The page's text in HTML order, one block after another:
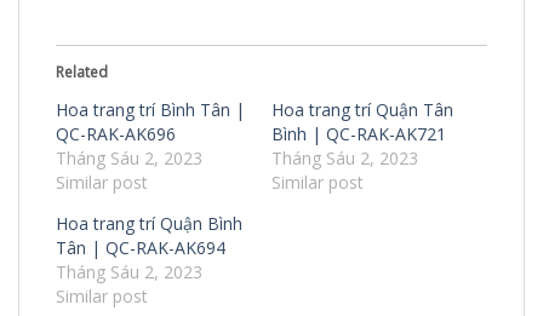
Related
Hoa trang trí Bình Tân |
QC-RAK-AK696
Tháng Sáu 2, 2023
Similar post
Hoa trang trí Quận Tân
Bình | QC-RAK-AK721
Tháng Sáu 2, 2023
Similar post
Hoa trang trí Quận Bình
Tân | QC-RAK-AK694
Tháng Sáu 2, 2023
Similar post